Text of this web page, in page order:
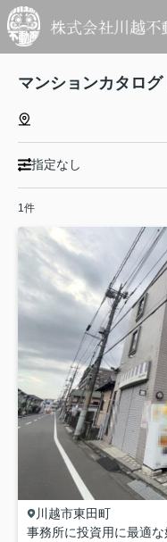
マンションカタロ
指定なし
1件
川越市東田町
事務所に投資用に最適